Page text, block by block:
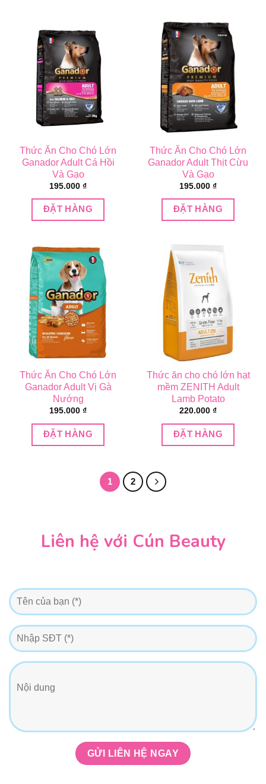
Thức Ăn Cho Chó Lớn
Ganador Adult Cá Hồi
Và Gạo
195.000 ₫
ĐẶT HÀNG
Thức Ăn Cho Chó Lớn
Ganador Adult Thịt Cừu
Và Gạo
195.000 ₫
ĐẶT HÀNG
Thức Ăn Cho Chó Lớn
Ganador Adult Vị Gà
Nướng
195.000 ₫
ĐẶT HÀNG
Thức ăn cho chó lớn hạt
mềm ZENITH Adult
Lamb Potato
220.000 ₫
ĐẶT HÀNG
1 2
Liên hệ với Cún Beauty